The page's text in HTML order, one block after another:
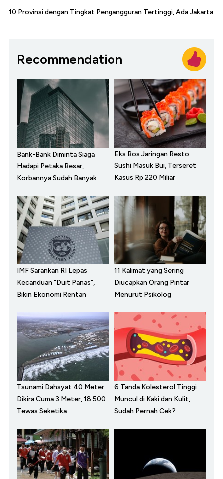
10 Provinsi dengan Tingkat Pengangguran Tertinggi, Ada Jakarta
Recommendation
Bank-Bank Diminta Siaga
Hadapi Petaka Besar,
Korbannya Sudah Banyak
Eks Bos Jaringan Resto
Sushi Masuk Bui, Terseret
Kasus Rp 220 Miliar
IMF Sarankan RI Lepas
Kecanduan "Duit Panas",
Bikin Ekonomi Rentan
11 Kalimat yang Sering
Diucapkan Orang Pintar
Menurut Psikolog
Tsunami Dahsyat 40 Meter
Dikira Cuma 3 Meter, 18.500
Tewas Seketika
6 Tanda Kolesterol Tinggi
Muncul di Kaki dan Kulit,
Sudah Pernah Cek?